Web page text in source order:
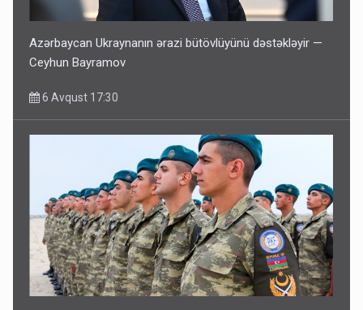
Azərbaycan Ukraynanın ərazi bütövlüyünü dəstəkləyir —
Ceyhun Bayramov
6 Avqust 17:30